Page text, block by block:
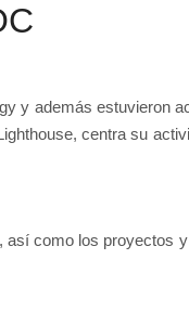
y además estuvieron
centra su
como los